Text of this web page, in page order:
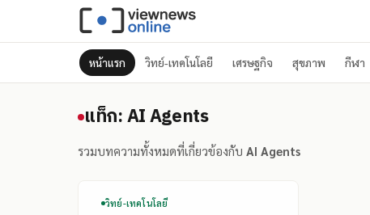
หน้าแรก วิทย์-เทคโนโลยี เศรษฐกิจ สุขภาพ กีฬา
แท็ก: AI Agents
แท็ก: AI Agents
รวมบทความทั้งหมดที่เกี่ยวข้องกับ AI Agents
วิทย์-เทคโนโลยี